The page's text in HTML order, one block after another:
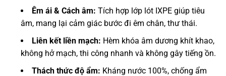
Êm ái & Cách âm: Tích hợp lớp lót IXPE giúp tiêu
âm, mang lại cảm giác bước đi êm chân, thư thái.
Liên kết liền mạch: Hèm khóa âm dương khít khao,
không hở mạch, thi công nhanh và không gây tiếng ồn.
Thách thức độ ẩm: Kháng nước 100%, chống ẩm